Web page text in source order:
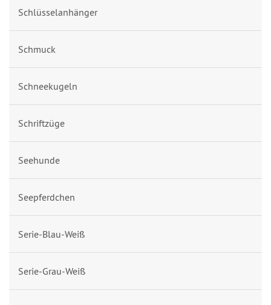
Schlüsselanhänger
Schmuck
Schneekugeln
Schriftzüge
Seehunde
Seepferdchen
Serie-Blau-Weiß
Serie-Grau-Weiß